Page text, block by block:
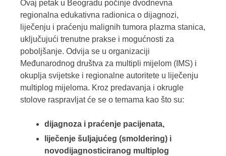
Ovaj petak u Beogradu počinje dvodnevna
regionalna edukativna radionica o dijagnozi,
liječenju i praćenju malignih tumora plazma stanica,
uključujući trenutne prakse i mogućnosti za
poboljšanje. Odvija se u organizaciji
Međunarodnog društva za multipli mijelom (IMS) i
okuplja svijetske i regionalne autoritete u liječenju
multiplog mijeloma. Kroz predavanja i okrugle
stolove raspravljat će se o temama kao što su:
dijagnoza i praćenje pacijenata,
liječenje šuljajućeg (smoldering) i
novodijagnosticiranog multiplog